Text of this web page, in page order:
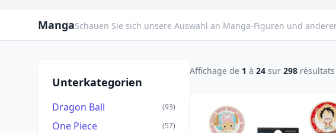
MangaSchauen Sie sich unsere Auswahl an Manga-Figuren und
Unterkategorien
Dragon Ball (93)
One Piece (57)
Affichage de 1 à 24 sur 298 résultats